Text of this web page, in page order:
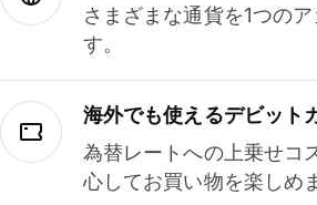
さまざまな通貨を1つの
す。
海外でも使えるデビット
為替レートへの上乗せコ
心してお買い物を楽しめ